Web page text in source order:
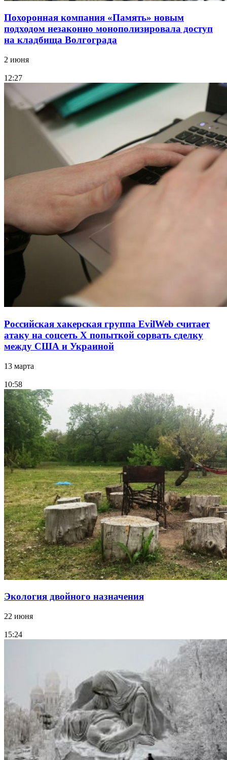
Похоронная компания «Память» новым
подходом незаконно монополизировала доступ
на кладбища Волгограда
2 июня
12:27
Российская хакерская группа EvilWeb считает
атаку на соцсеть Х попыткой сорвать сделку
между США и Украиной
13 марта
10:58
Экология двойного назначения
22 июня
15:24